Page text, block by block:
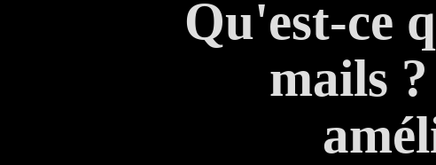
Qu'est-ce
mails